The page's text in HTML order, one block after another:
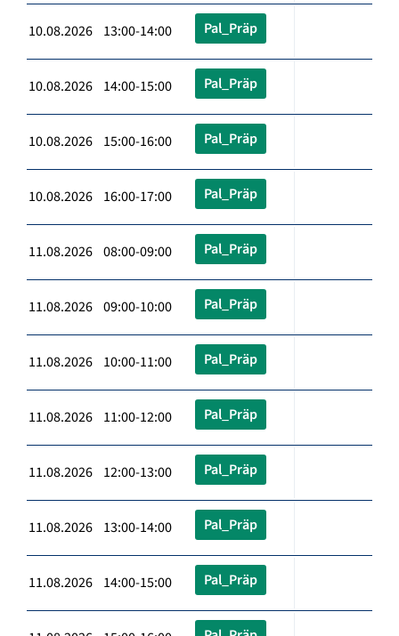
10.08.2026 13:00-14:00 Pal_Präp
10.08.2026 14:00-15:00 Pal_Präp
10.08.2026 15:00-16:00 Pal_Präp
10.08.2026 16:00-17:00 Pal_Präp
11.08.2026 08:00-09:00 Pal_Präp
11.08.2026 09:00-10:00 Pal_Präp
11.08.2026 10:00-11:00 Pal_Präp
11.08.2026 11:00-12:00 Pal_Präp
11.08.2026 12:00-13:00 Pal_Präp
11.08.2026 13:00-14:00 Pal_Präp
11.08.2026 14:00-15:00 Pal_Präp